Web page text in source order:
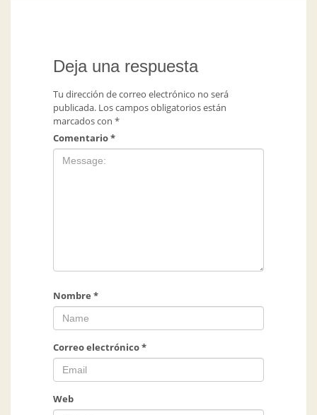
Deja una respuesta
Tu dirección de correo electrónico no será
publicada. Los campos obligatorios están
marcados con *
Comentario*
Nombre *
Correo electrónico*
Web